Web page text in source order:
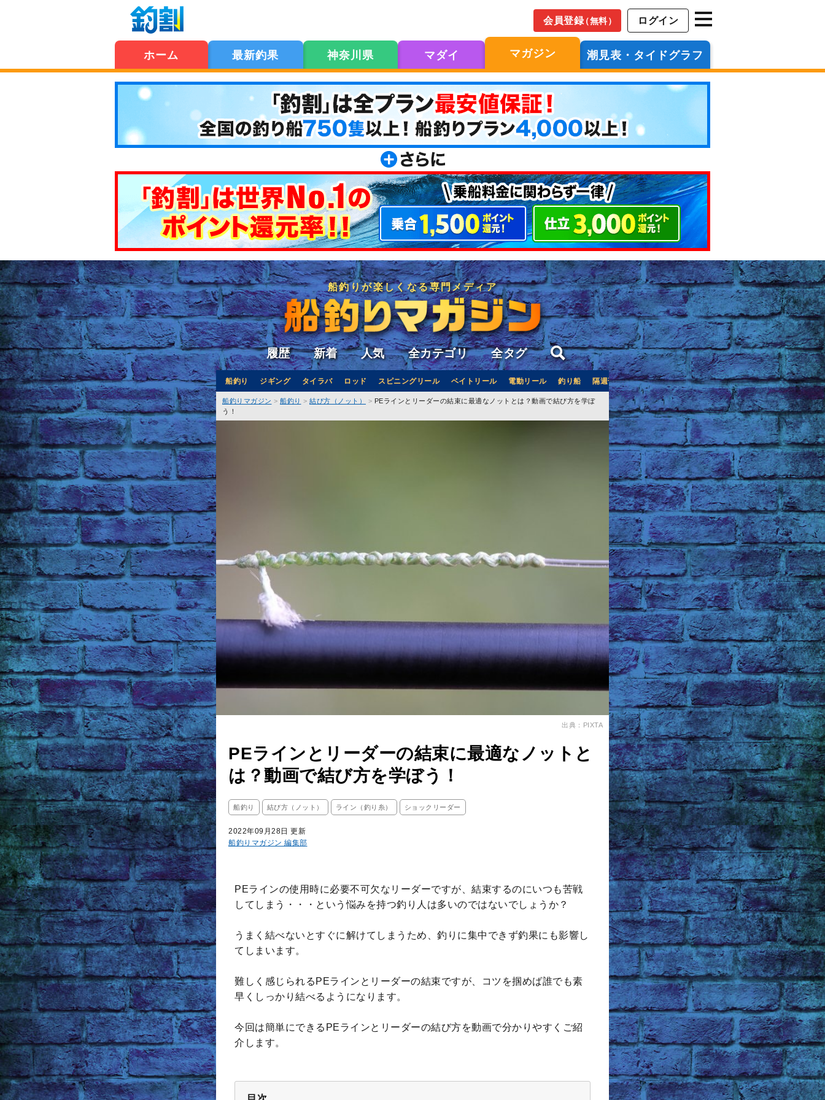
会員登録（無料） ログイン
ホーム 最新釣果 神奈川県 マダイ マガジン 潮見表・タイドグラフ
船釣りが楽しくなる専門メディア
履歴 新着 人気 全カテゴリ 全タグ
船釣り ジギング タイラバ ロッド スピニングリール ベイトリール 電動リール 釣り船 隔週刊つり情報 釣り船予約サイト「釣割」
船釣りマガジン 船釣り 結び方（ノット）
PEラインとリーダーの結束に最適なノットとは？動画で結び方を学ぼ
う！
出典：PIXTA
PEラインとリーダーの結束に最適なノットと
は？動画で結び方を学ぼう！
船釣り 結び方（ノット） ライン（釣り糸） ショックリーダー
2022年09月28日 更新
船釣りマガジン 編集部
PEラインの使用時に必要不可欠なリーダーですが、結束するのにいつも苦戦
してしまう・・・という悩みを持つ釣り人は多いのではないでしょうか？
うまく結べないとすぐに解けてしまうため、釣りに集中できず釣果にも影響し
てしまいます。
難しく感じられるPEラインとリーダーの結束ですが、コツを掴めば誰でも素
早くしっかり結べるようになります。
今回は簡単にできるPEラインとリーダーの結び方を動画で分かりやすくご紹
介します。